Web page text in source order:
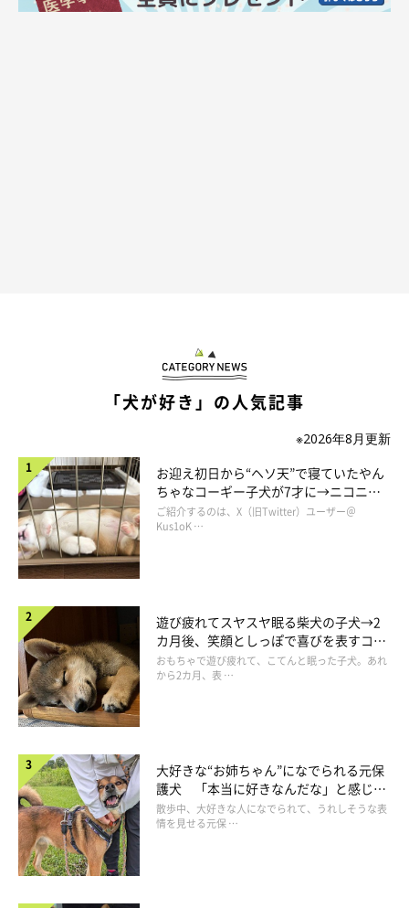
とに。この連載で、ちょくちょく八ヶ岳の貸別荘の写真があった
のは、実はこういうわけだったのだ。
いぬのきもちweb
八ヶ岳に毎回行く度に友枝さんに土地を紹介してもらっていたの
だが、まずは前回雪の中で見た土地を再度訪れてみた。当たり前
だが、雪がなくなった風景は全然違っていた。雪が積もっている
ときは、一面真っ白なので、「どこもなんとなくよさそう」に感
じたが、地面があらわになると、道路や周囲のようすがよくわか
「犬が好き」の人気記事
※2026年8月更新
お迎え初日から“ヘソ天”で寝ていたやん
ちゃなコーギー子犬が7才に→ニコニ
コ“コーギースマイル”が魅力のコに成
長！
ご紹介するのは、X（旧Twitter）ユーザー＠
Kus1oK …
遊び疲れてスヤスヤ眠る柴犬の子犬→2
カ月後、笑顔としっぽで喜びを表すコに
成長！
おもちゃで遊び疲れて、こてんと眠った子犬。あれ
から2カ月、表 …
大好きな“お姉ちゃん”になでられる元保
護犬 「本当に好きなんだな」と感じる
表情にほっこり
散歩中、大好きな人になでられて、うれしそうな表
情を見せる元保 …